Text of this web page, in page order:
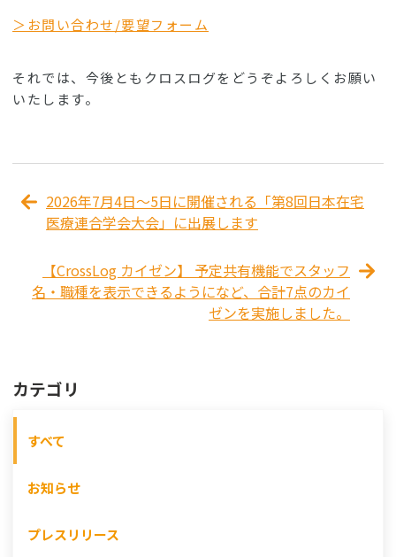
＞お問い合わせ/要望フォーム
それでは、今後ともクロスログをどうぞよろしくお願い
いたします。
2026年7月4日～5日に開催される「第8回日本在宅
医療連合学会大会」に出展します
【CrossLog カイゼン】 予定共有機能でスタッフ
名・職種を表示できるようになど、合計7点のカイ
ゼンを実施しました。
カテゴリ
すべて
お知らせ
プレスリリース